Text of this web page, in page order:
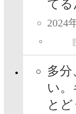
て
2024
多
い
と